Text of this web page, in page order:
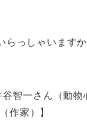
っしゃいますか
智一さん（動
作家）】